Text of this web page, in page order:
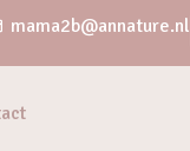
mama2b@annature.nl